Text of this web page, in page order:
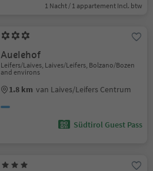
1 Nacht / 1 appartement Incl. btw
Auelehof
Leifers/Laives, Laives/Leifers, Bolzano/Bozen
and environs
1.8 km van Laives/Leifers Centrum
Südtirol Guest Pass